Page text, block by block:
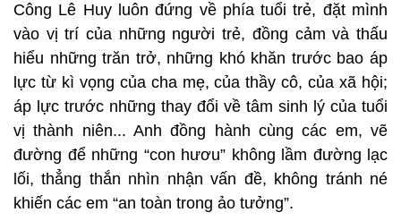
Công Lê Huy luôn đứng về phía tuổi trẻ, đặt mình
vào vị trí của những người trẻ, đồng cảm và thấu
hiểu những trăn trở, những khó khăn trước bao áp
lực từ kì vọng của cha mẹ, của thầy cô, của xã hội;
áp lực trước những thay đổi về tâm sinh lý của tuổi
vị thành niên... Anh đồng hành cùng các em, vẽ
đường để những “con hươu” không lầm đường lạc
lối, thẳng thắn nhìn nhận vấn đề, không tránh né
khiến các em “an toàn trong ảo tưởng”.